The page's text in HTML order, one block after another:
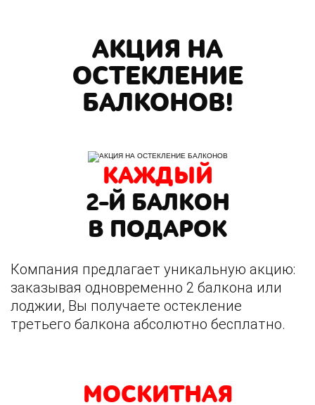
АКЦИЯ НА
ОСТЕКЛЕНИЕ
БАЛКОНОВ!
КАЖДЫЙ
2-Й БАЛКОН
В ПОДАРОК
Компания предлагает уникальную акцию:
заказывая одновременно 2 балкона или
лоджии, Вы получаете остекление
третьего балкона абсолютно бесплатно.
МОСКИТНАЯ